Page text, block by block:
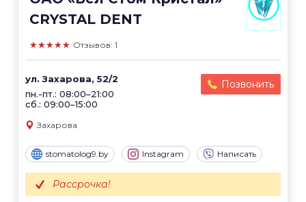
CRYSTAL DENT
★★★★★ Отзывов: 1
ул. Захарова, 52/2
пн.-пт.: 08:00–21:00
сб.: 09:00–15:00
Позвонить
Захарова
stomatolog9.by Instagram Написать
Рассрочка!